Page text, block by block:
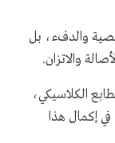
والدفء، بل
والاتزان.
الكلاسيكي،
إكمال هذا